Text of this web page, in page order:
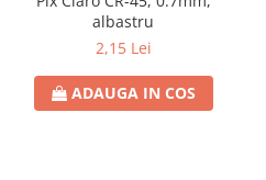
albastru
2,15 Lei
ADAUGA IN COS